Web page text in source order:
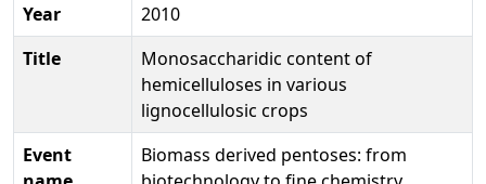
Year
2010
Title
Monosaccharidic content of
hemicelluloses in various
lignocellulosic crops
Event
Biomass derived pentoses: from